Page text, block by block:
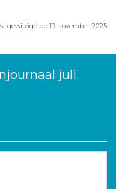
gewijzigd op 19 november 2025
juli